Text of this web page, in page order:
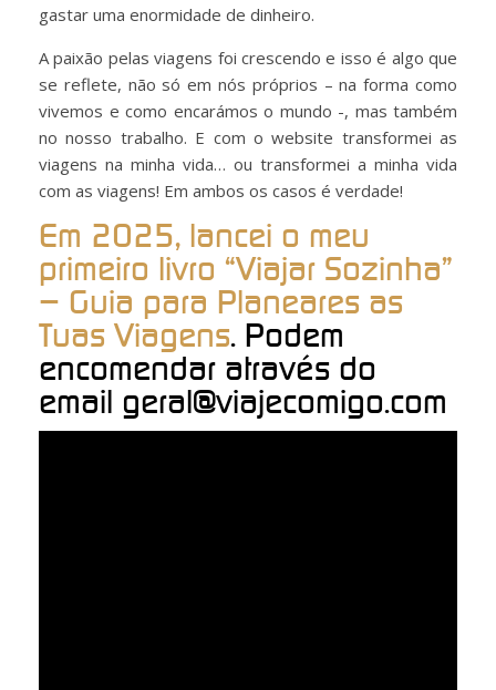
gastar uma enormidade de dinheiro.
A paixão pelas viagens foi crescendo e isso é algo que
se reflete, não só em nós próprios – na forma como
vivemos e como encarámos o mundo -, mas também
no nosso trabalho. E com o website transformei as
viagens na minha vida… ou transformei a minha vida
com as viagens! Em ambos os casos é verdade!
Em 2025, lancei o meu
primeiro livro “Viajar Sozinha”
– Guia para Planeares as
Tuas Viagens. Podem
encomendar através do
email geral@viajecomigo.com